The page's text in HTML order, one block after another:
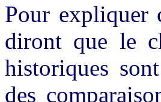
Pour expliquer
diront que le
historiques
des